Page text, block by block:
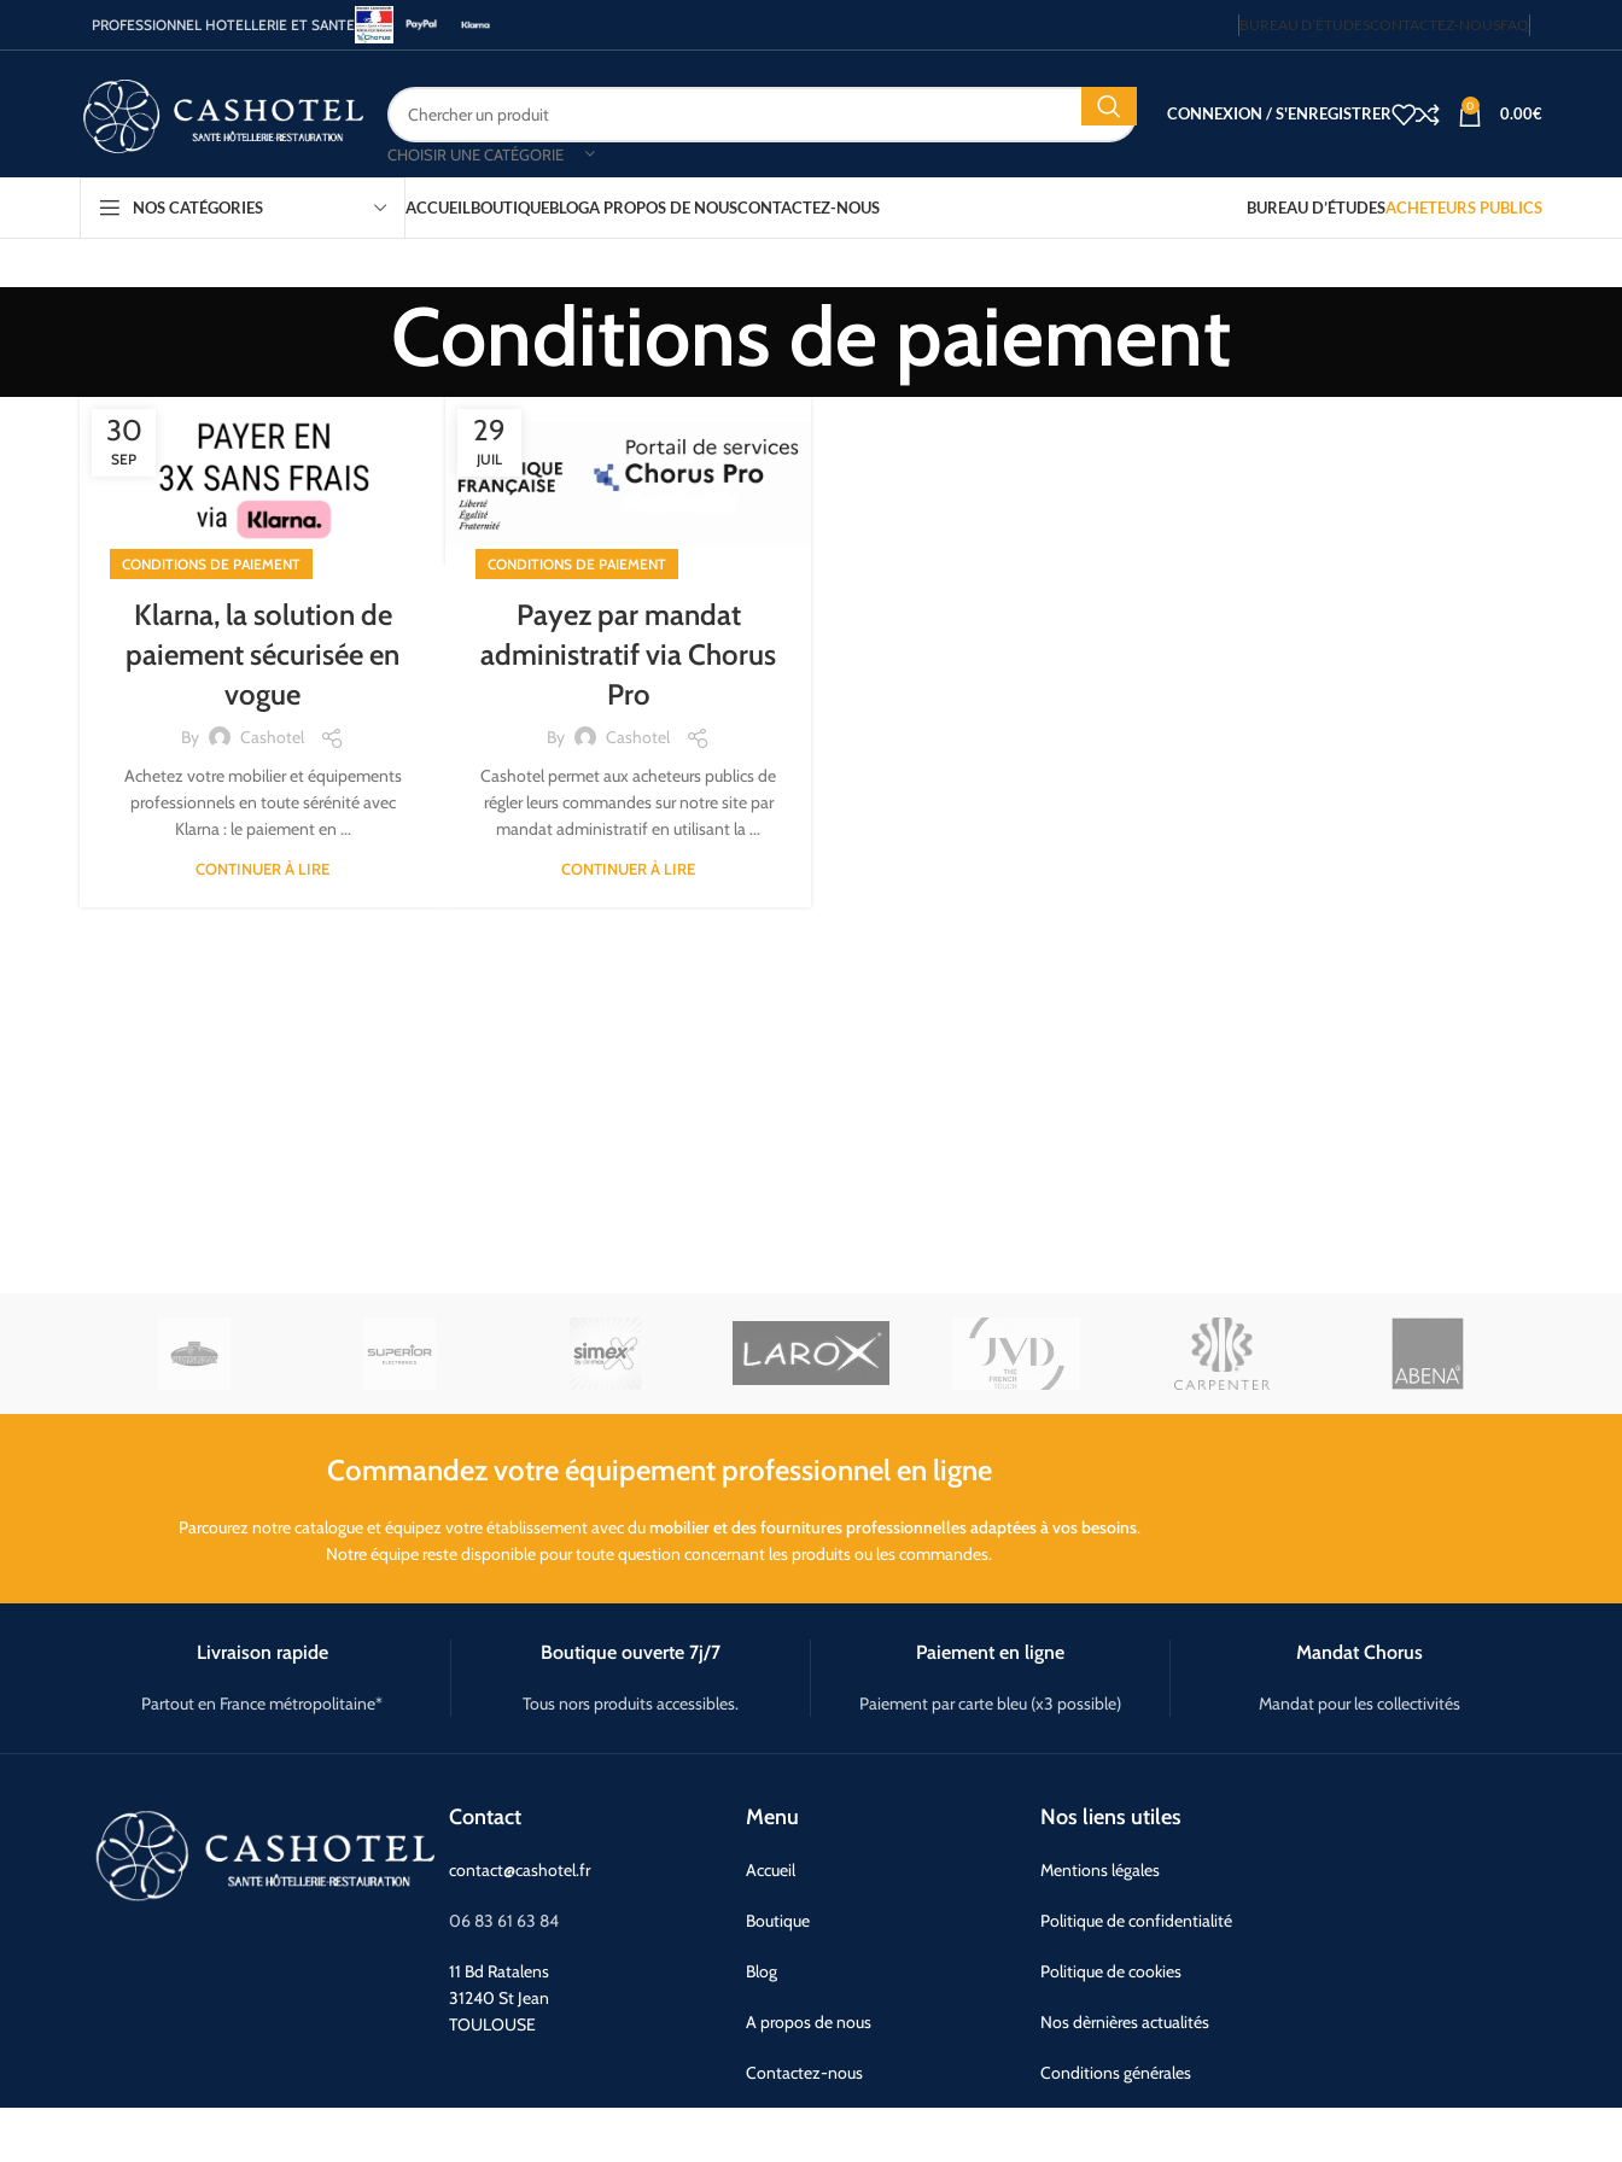
PROFESSIONNEL HOTELLERIE ET SANTE BUREAU D’ÉTUDESCONTACTEZ-NOUSFAQ
CHOISIR UNE CATÉGORIE
CONNEXION / S'ENREGISTRER 0 0.00€
NOS CATÉGORIES ACCUEILBOUTIQUEBLOGA PROPOS DE NOUSCONTACTEZ-NOUS BUREAU D’ÉTUDESACHETEURS PUBLICS
Conditions de paiement
30
SEP
CONDITIONS DE PAIEMENT
Klarna, la solution de
paiement sécurisée en
vogue
By
Cashotel
Achetez votre mobilier et équipements
professionnels en toute sérénité avec
Klarna : le paiement en ...
CONTINUER À LIRE
29
JUIL
CONDITIONS DE PAIEMENT
Payez par mandat
administratif via Chorus
Pro
By
Cashotel
Cashotel permet aux acheteurs publics de
régler leurs commandes sur notre site par
mandat administratif en utilisant la ...
CONTINUER À LIRE
Commandez votre équipement professionnel en ligne
Parcourez notre catalogue et équipez votre établissement avec dumobilier et des fournitures professionnelles adaptées à vos besoins.
Notre équipe reste disponible pour toute question concernant les produits ou les commandes.
Livraison rapide
Partout en France métropolitaine*
Boutique ouverte 7j/7
Tous nors produits accessibles.
Paiement en ligne
Paiement par carte bleu (x3 possible)
Mandat Chorus
Mandat pour les collectivités
Contact
contact@cashotel.fr
06 83 61 63 84
11 Bd Ratalens
31240 St Jean
TOULOUSE
Menu
Accueil
Boutique
Blog
A propos de nous
Contactez-nous
Nos liens utiles
Mentions légales
Politique de confidentialité
Politique de cookies
Nos dèrnières actualités
Conditions générales